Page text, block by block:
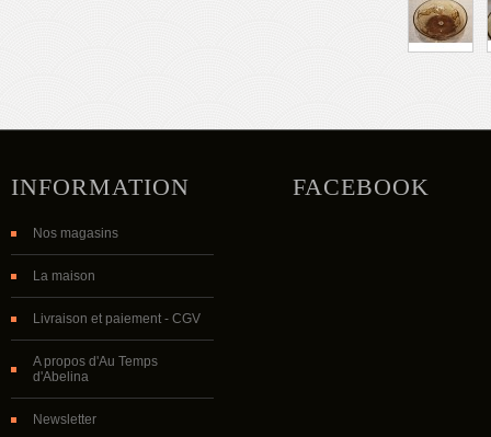
INFORMATION
Nos magasins
La maison
Livraison et paiement - CGV
A propos d'Au Temps
d'Abelina
Newsletter
FACEBOOK